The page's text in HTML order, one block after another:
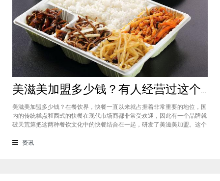
美滋美加盟多少钱？有人经营过这个快餐品牌吗
美滋美加盟多少钱？在餐饮界，快餐一直以来就占据着非常重要的地位，国
内的传统糕点和西式的快餐在现代市场商都非常受欢迎，因此有一个品牌就
破天荒第把这两种餐饮文化中的快餐结合在一起，研发了美滋美加盟。这个
吗，加盟费是多少？美滋美加盟多少钱？这个品牌是进来十分火爆的一个餐
资讯